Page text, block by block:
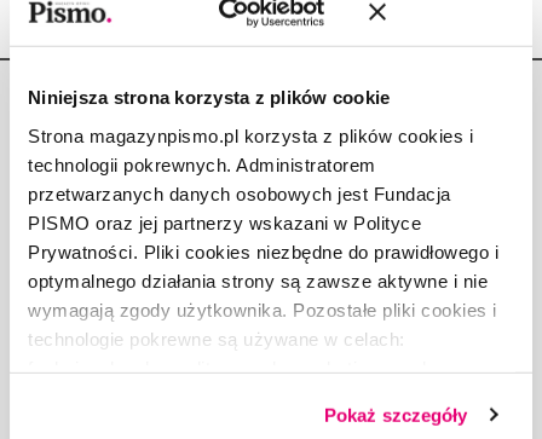
Niniejsza strona korzysta z plików cookie
Strona magazynpismo.pl korzysta z plików cookies i
technologii pokrewnych. Administratorem
przetwarzanych danych osobowych jest Fundacja
PISMO oraz jej partnerzy wskazani w Polityce
Prywatności. Pliki cookies niezbędne do prawidłowego i
optymalnego działania strony są zawsze aktywne i nie
wymagają zgody użytkownika. Pozostałe pliki cookies i
technologie pokrewne są używane w celach:
dobrowolną zgodę na pliki cookies i technologie
Pokaż szczegóły
Copyright © Fundacja Pismo
O „PIŚMIE”
ABOUT PISMO
FACT-CHECKING W „PIŚMIE”